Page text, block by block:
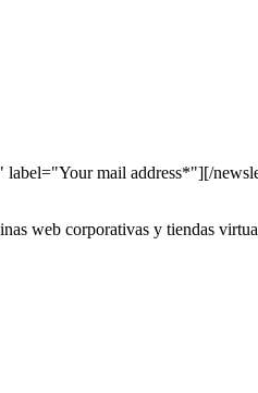
label="Your mail address*"][/
web corporativas y tiendas